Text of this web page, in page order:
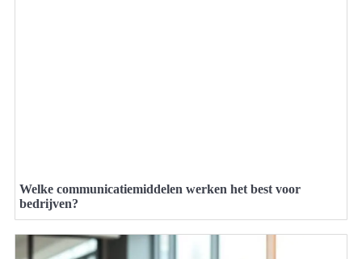
Welke communicatiemiddelen werken het best voor
bedrijven?